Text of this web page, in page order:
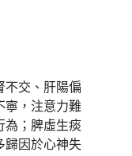
不交、肝陽偏
寧，注意力難
為；脾虛生痰
歸因於心神失